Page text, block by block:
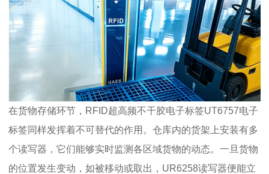
在货物存储环节，RFID超高频不干胶电子标签UT6757电子
标签同样发挥着不可替代的作用。仓库内的货架上安装有多
个读写器，它们能够实时监测各区域货物的动态。一旦货物
的位置发生变动，如被移动或取出，UR6258读写器便能立